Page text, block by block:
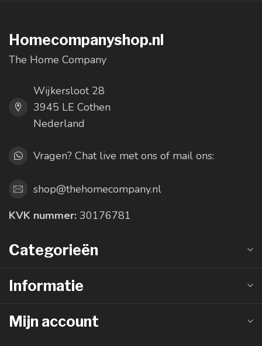
Homecompanyshop.nl
The Home Company
Wijkersloot 28
3945 LE Cothen
Nederland
Vragen? Chat live met ons of mail ons:
shop@thehomecompany.nl
KVK nummer: 30176781
Categorieën
Informatie
Mijn account